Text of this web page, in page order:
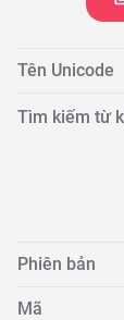
Tên Unicode
Tìm kiếm từ
Phiên bản
Mã